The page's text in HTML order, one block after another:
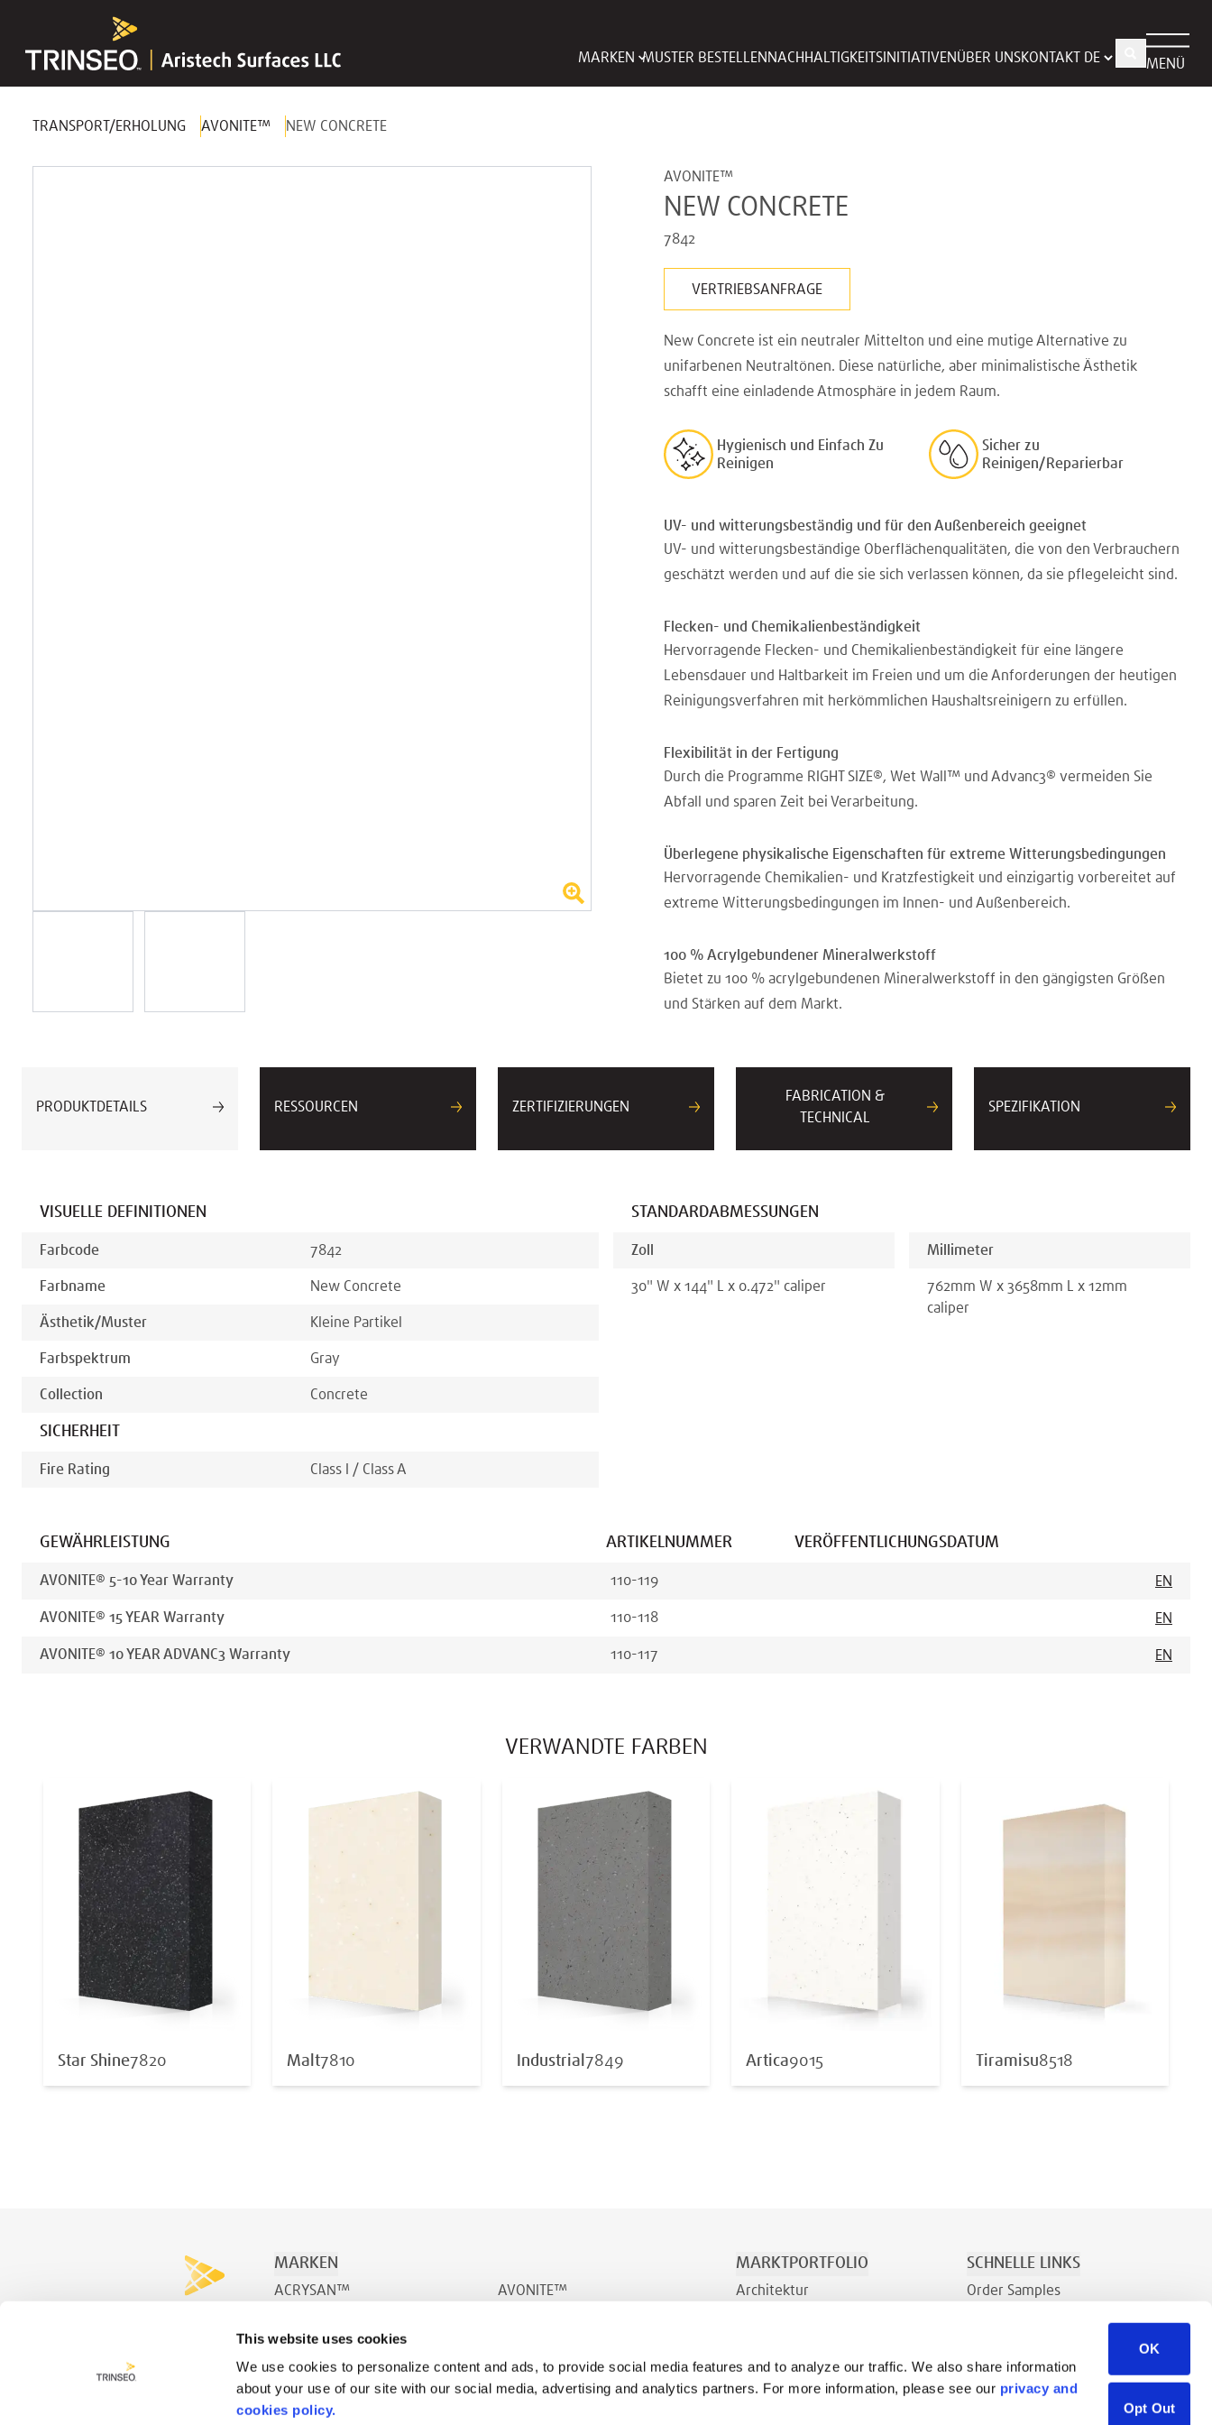
This website uses cookies
We use cookies to personalize content and ads, to provide social media features and to analyze our traffic. We also share information
about your use of our site with our social media, advertising and analytics partners. For more information, please see our privacy and
cookies policy.
OK
Opt Out
MARKEN MUSTER BESTELLEN NACHHALTIGKEITSINITIATIVENÜBER UNSKONTAKT MENÜ
TRANSPORT/ERHOLUNG AVONITE™ NEW CONCRETE
AVONITE™
NEW CONCRETE
7842
VERTRIEBSANFRAGE
New Concrete ist ein neutraler Mittelton und eine mutige Alternative zu
unifarbenen Neutraltönen. Diese natürliche, aber minimalistische Ästhetik
schafft eine einladende Atmosphäre in jedem Raum.
Hygienisch und Einfach Zu
Reinigen
Sicher zu
Reinigen/Reparierbar
UV- und witterungsbeständig und für den Außenbereich geeignet
UV- und witterungsbeständige Oberflächenqualitäten, die von den Verbrauchern
geschätzt werden und auf die sie sich verlassen können, da sie pflegeleicht sind.
Flecken- und Chemikalienbeständigkeit
Hervorragende Flecken- und Chemikalienbeständigkeit für eine längere
Lebensdauer und Haltbarkeit im Freien und um die Anforderungen der heutigen
Reinigungsverfahren mit herkömmlichen Haushaltsreinigern zu erfüllen.
Flexibilität in der Fertigung
Durch die Programme RIGHT SIZE®, Wet Wall™ und Advanc3® vermeiden Sie
Abfall und sparen Zeit bei Verarbeitung.
Überlegene physikalische Eigenschaften für extreme Witterungsbedingungen
Hervorragende Chemikalien- und Kratzfestigkeit und einzigartig vorbereitet auf
extreme Witterungsbedingungen im Innen- und Außenbereich.
100 % Acrylgebundener Mineralwerkstoff
Bietet zu 100 % acrylgebundenen Mineralwerkstoff in den gängigsten Größen
und Stärken auf dem Markt.
PRODUKTDETAILS RESSOURCEN ZERTIFIZIERUNGEN
FABRICATION &
TECHNICAL
SPEZIFIKATION
VISUELLE DEFINITIONEN
Farbcode 7842
Farbname New Concrete
Ästhetik/muster Kleine Partikel
Farbspektrum Gray
Collection Concrete
SICHERHEIT
Fire Rating Class I / Class A
STANDARDABMESSUNGEN
Zoll
30" W x 144" L x 0.472" caliper
Millimeter
762mm W x 3658mm L x 12mm
caliper
GEWÄHRLEISTUNG ARTIKELNUMMER VERÖFFENTLICHUNGSDATUM
AVONITE® 5-10 Year Warranty 110-119 EN
AVONITE® 15 YEAR Warranty 110-118 EN
AVONITE® 10 YEAR ADVANC3 Warranty 110-117 EN
VERWANDTE FARBEN
Star Shine7820 Malt7810 Industrial 7849 Artica9015 Tiramisu8518
MARKEN
ACRYSAN™
ACRYSWIM™
AVONITE™
MARKTPORTFOLIO
Architektur
SCHNELLE LINKS
Order Samples